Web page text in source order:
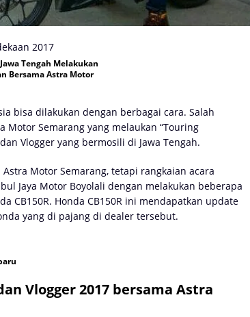
Tengah Melakukan
Bersama Astra Motor
bisa dilakukan dengan berbagai cara. Salah
Motor Semarang yang melaukan “Touring
Vlogger yang bermosili di Jawa Tengah.
Astra Motor Semarang, tetapi rangkaian acara
Jaya Motor Boyolali dengan melakukan beberapa
CB150R. Honda CB150R ini mendapatkan update
yang di pajang di dealer tersebut.
Vlogger 2017 bersama Astra